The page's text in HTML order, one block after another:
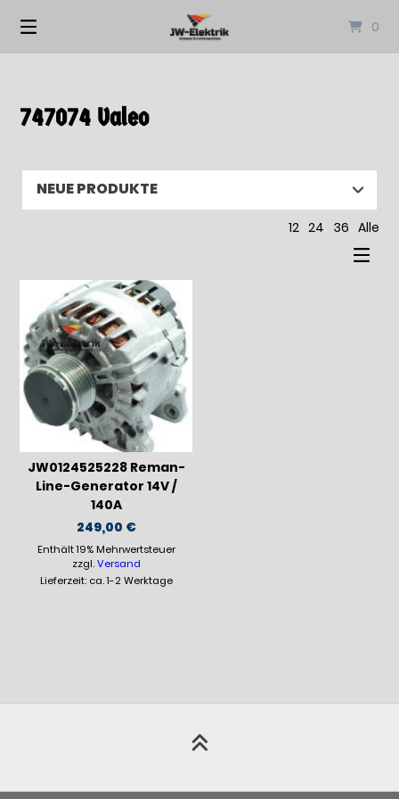
0
747074 Valeo
12 24 36 Alle
JW0124525228 Reman-
Line-Generator 14V /
140A
249,00 €
Enthält 19% Mehrwertsteuer
zzgl.Versand
Lieferzeit: ca. 1-2 Werktage